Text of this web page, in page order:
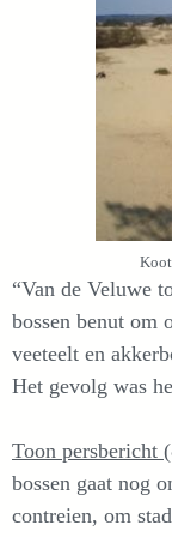
“Van de Veluwe
bossen benut om
veeteelt en
Het gevolg was
Toon persbericht
bossen gaat nog
contreien, om